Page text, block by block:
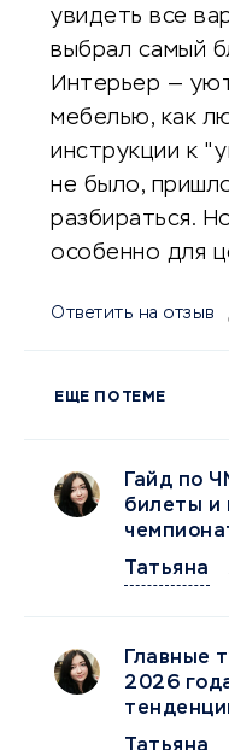
увидеть все
выбрал самый
Интерьер —
мебелью, как
инструкции к
не было,
разбираться.
особенно для
Ответить на отзыв
ЕЩЕ ПО ТЕМЕ
Гайд по
билеты и
Татьяна
Главные
2026